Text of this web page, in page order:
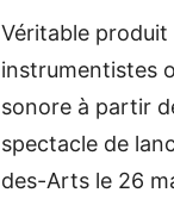
Véritable produit
instrumentistes
sonore à partir
spectacle de
des-Arts le 26